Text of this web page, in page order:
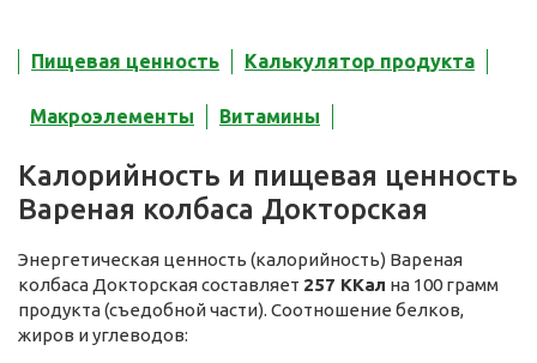
Пищевая ценность Калькулятор продукта
Макроэлементы Витамины
Калорийность и пищевая ценность
Вареная колбаса Докторская
Энергетическая ценность (калорийность) Вареная
колбаса Докторская составляет 257 ККал на 100 грамм
продукта (съедобной части). Соотношение белков,
жиров и углеводов: